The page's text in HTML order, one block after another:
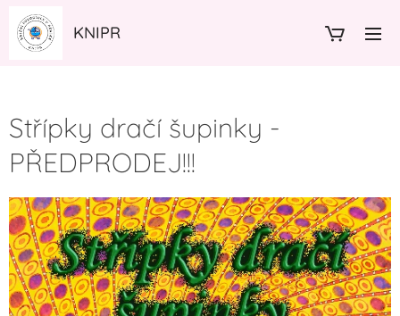
KNIPR
Střípky dračí šupinky -
PŘEDPRODEJ!!!